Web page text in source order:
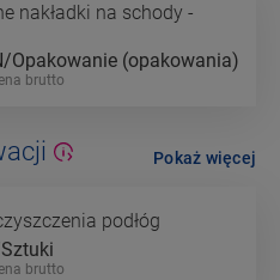
nakładki na schody -
Opakowanie (opakowania)
brutto
podłóg
brutto
Pokaż więcej